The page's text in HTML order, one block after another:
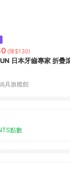
(降$130)
日本牙齒專家 折疊
具旗艦館
點數